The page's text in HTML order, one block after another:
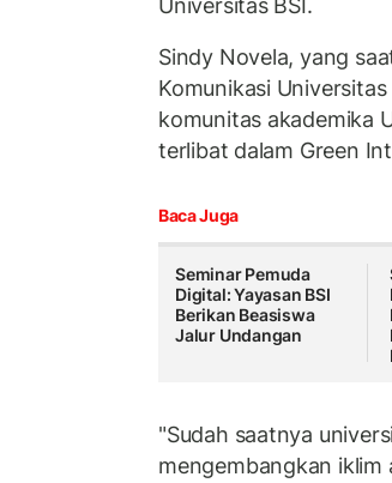
Universitas BSI.
Sindy Novela, yang
Komunikasi
komunitas akademika
terlibat dalam Green
Baca Juga
Seminar Pemuda
Digital: Yayasan BSI
Berikan Beasiswa
Jalur Undangan
"Sudah saatnya
mengembangkan iklim